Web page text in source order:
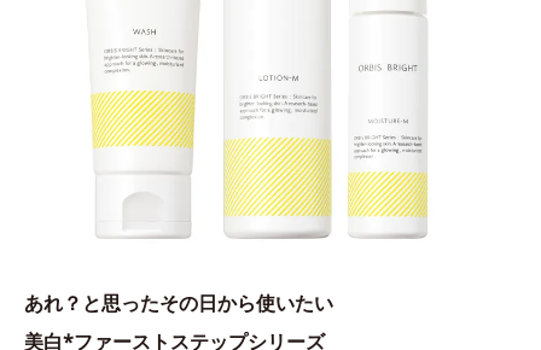
あれ？と思ったその日から使いたい
美白*ファーストステップシリーズ